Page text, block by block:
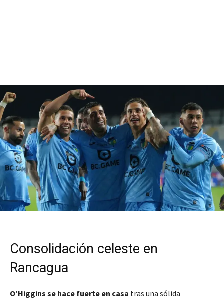
Consolidación celeste en
Rancagua
O’Higgins se hace fuerte en casa tras una sólida